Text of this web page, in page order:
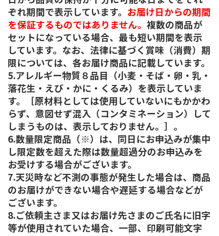
ぞれ期間で表示しています。 お届け日からの期間
を保証するものではありません。 複数の商品が
セットになっている場合、最も短い期間を表示
しています。なお、法律に基づく賞味（消費）期
限については、各お届け商品に記載しています。
5.アレルギー物質８品目（小麦・そば・卵・乳・
落花生・えび・かに・くるみ）を表示していま
す。［原材料としては使用していないにもかかわ
らず、意図せず混入（コンタミネーション）して
しまうものは、表示しておりません。］。
6.数量限定商品（※）は、同日にお申込みが集中
し限定数を超えた際は数量超過分のお申込みを
お受けする場合がございます。
7.天災時など不測の事態が発生した場合は、商品
のお届けができない場合や遅延する場合などが
ございます。
8.ご依頼主さま又はお届け先さまのご氏名に旧字
等が使用されていた場合、一部、印刷可能文字